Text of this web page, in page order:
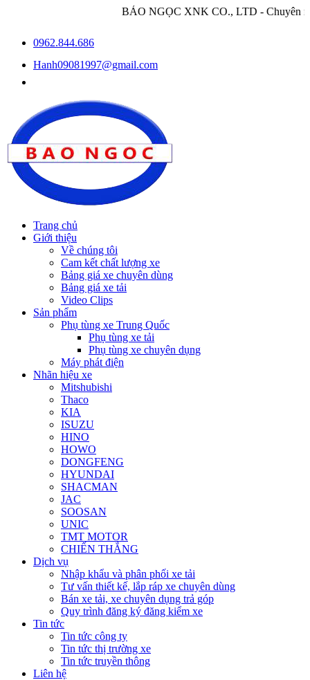
BẢO NGỌC XNK CO., LTD - Chuyên nhập khẩu và
0962.844.686
Hanh09081997@gmail.com
Trang chủ
Giới thiệu
Về chúng tôi
Cam kết chất lượng xe
Bảng giá xe chuyên dùng
Bảng giá xe tải
Video Clips
Sản phẩm
Phụ tùng xe Trung Quốc
Phụ tùng xe tải
Phụ tùng xe chuyên dụng
Máy phát điện
Nhãn hiệu xe
Mitshubishi
Thaco
KIA
ISUZU
HINO
HOWO
DONGFENG
HYUNDAI
SHACMAN
JAC
SOOSAN
UNIC
TMT MOTOR
CHIẾN THẮNG
Dịch vụ
Nhập khẩu và phân phối xe tải
Tư vấn thiết kế, lắp ráp xe chuyên dùng
Bán xe tải, xe chuyên dụng trả góp
Quy trình đăng ký đăng kiểm xe
Tin tức
Tin tức công ty
Tin tức thị trường xe
Tin tức truyền thông
Liên hệ